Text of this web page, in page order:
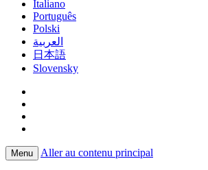
Italiano
Português
Polski
العربية
日本語
Slovensky
Menu Aller au contenu principal